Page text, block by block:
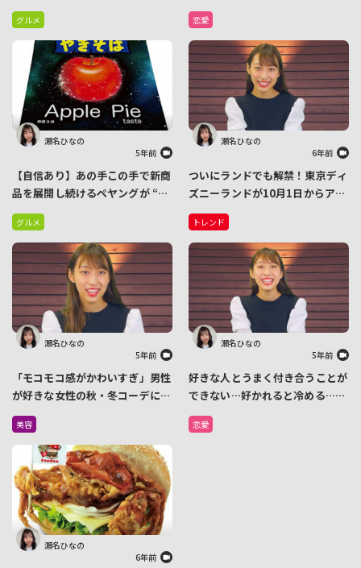
お得なセットになった
「30％OFFバーガーパック」発
売
グルメ
女子” が共通して持っている３つ
の要素
恋愛
瀬名ひなの
5年前
【自信あり】あの手この手で新商
品を展開し続けるペヤングが “ア
ップルパイ味” のやきそばを新発
売グルメ
瀬名ひなの
6年前
ついにランドでも解禁！東京ディ
ズニーランドが10月1日からアル
コール飲料のテスト販売開始 テ
ーブルサービスを行っている一部
レストランで提供
トレンド
瀬名ひなの
5年前
「モコモコ感がかわいすぎ」男性
が好きな女性の秋・冬コーデにつ
いて、モデルの瀬名ひなのがお話
しします
美容
瀬名ひなの
5年前
好きな人とうまく付き合うことが
できない…好かれると冷める…
こんな「カエル化現象」を克服す
るには？
恋愛
瀬名ひなの
6年前